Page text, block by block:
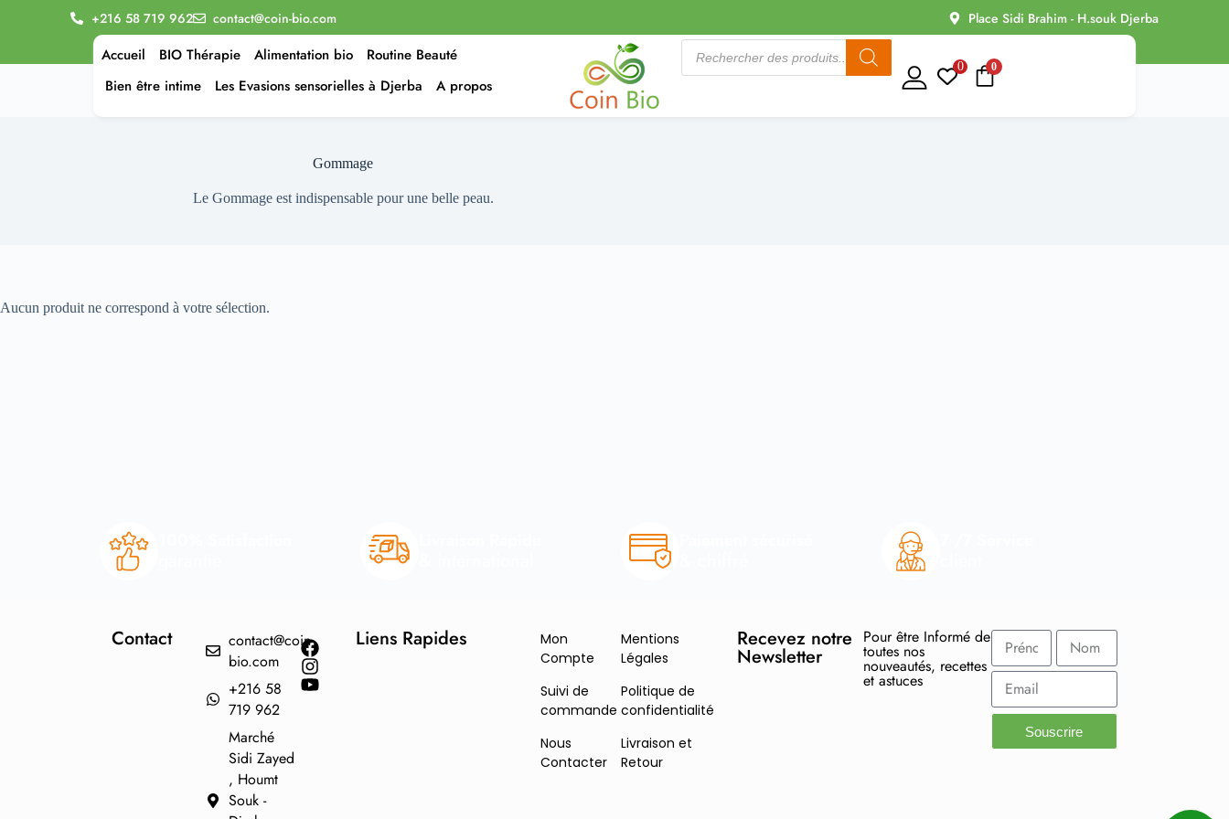
+216 58 719 962 contact@coin-bio.com Place Sidi Brahim - H.souk Djerba
Accueil BIO Thérapie Alimentation bio
Routine Beauté
Bien être intime
Les Evasions sensorielles à Djerba A propos
0
0
Gommage
Le Gommage est indispensable pour une belle peau.
Aucun produit ne correspond à votre sélection.
Contact
contact@coin-
bio.com
+216 58
719 962
Marché
Sidi Zayed
, Houmt
Souk -
Liens Rapides
Mon
Compte
Suivi de
commande
Nous
Contacter
Mentions
Légales
Politique de
confidentialité
Livraison et
Retour
Pour être Informé de
toutes nos
nouveautés, recettes
et astuces
Recevez notre
Newsletter
Souscrire